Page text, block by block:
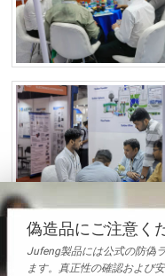
偽造品にご注意く
Jufeng製品には公式の防偽
ます。真正性の確認および